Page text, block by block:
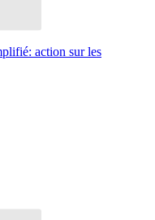
action sur les